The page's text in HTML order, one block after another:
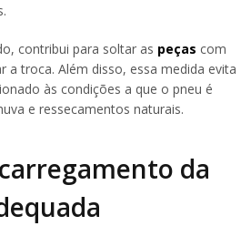
contribui para soltar as peças com
a troca. Além disso, essa medida evita
às condições a que o pneu é
e ressecamentos naturais.
da